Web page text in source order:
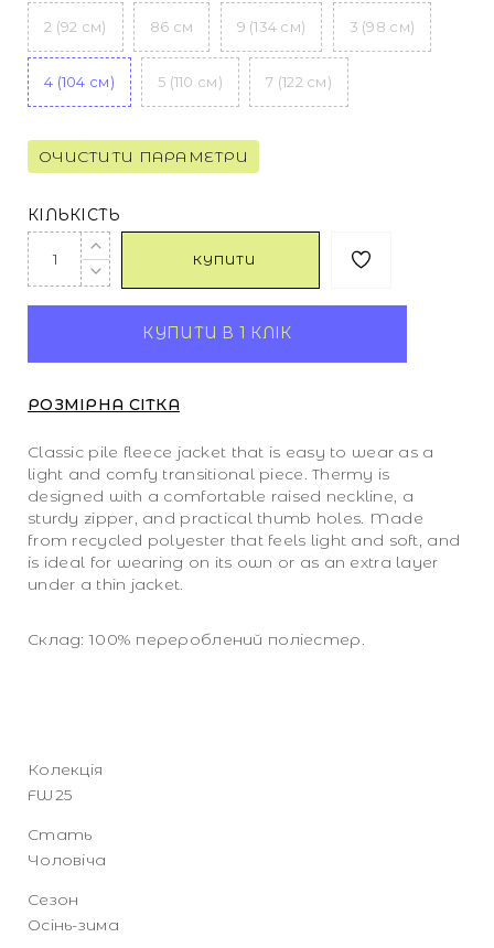
2 (92 см) 86 см 9 (134 см) 3 (98 см)
4 (104 см) 5 (110 см) 7 (122 см)
ОЧИСТИТИ ПАРАМЕТРИ
КІЛЬКІСТЬ
КУПИТИ
КУПИТИ В 1 КЛІК
РОЗМІРНА СІТКА
Classic pile fleece jacket that is easy to wear as a
light and comfy transitional piece. Thermy is
designed with a comfortable raised neckline, a
sturdy zipper, and practical thumb holes. Made
from recycled polyester that feels light and soft, and
is ideal for wearing on its own or as an extra layer
under a thin jacket.
Склад: 100% перероблений поліестер.
Колекція
FW25
Стать
Чоловіча
Сезон
Осінь-зима